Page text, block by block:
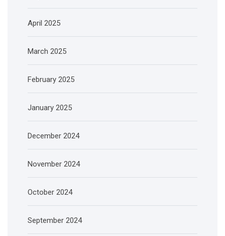
April 2025
March 2025
February 2025
January 2025
December 2024
November 2024
October 2024
September 2024